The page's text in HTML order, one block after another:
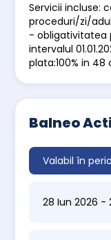
Servicii incluse:
proceduri/zi/
- obligativitatea
intervalul
plata:100% in 48
Balneo
Valabil în
28 Iun 2026 -